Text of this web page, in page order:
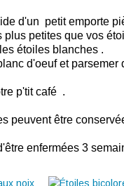
d'un petit emporte
petites que vos
étoiles blanches .
d'oeuf et parsemer
p'tit café .
peuvent être
enfermées 3